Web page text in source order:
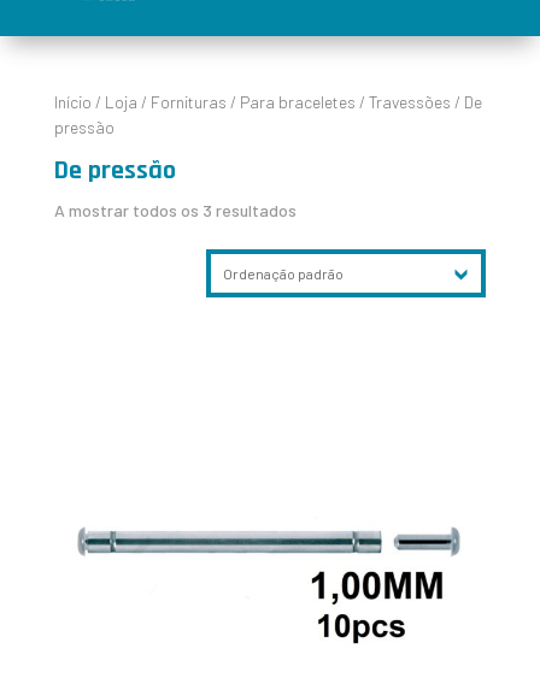
Início / Loja / Fornituras / Para braceletes / Travessões / De
pressão
De pressão
A mostrar todos os 3 resultados